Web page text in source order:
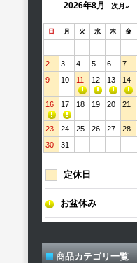
2026年8月 次月»
日 月 火 水 木 金
2
3 4 5 6 7
9
10 11 12 13 14
16 17 18 19 20 21
23 24 25 26 27 28
30
31
定休日
お盆休み
商品カテゴリ一覧